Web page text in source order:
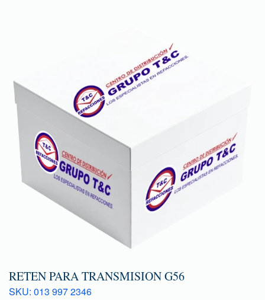
RETEN PARA TRANSMISION G56
SKU: 013 997 2346